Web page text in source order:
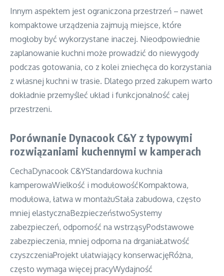
Innym aspektem jest ograniczona przestrzeń – nawet
kompaktowe urządzenia zajmują miejsce, które
mogłoby być wykorzystane inaczej. Nieodpowiednie
zaplanowanie kuchni może prowadzić do niewygody
podczas gotowania, co z kolei zniechęca do korzystania
z własnej kuchni w trasie. Dlatego przed zakupem warto
dokładnie przemyśleć układ i funkcjonalność całej
przestrzeni.
Porównanie Dynacook C&Y z typowymi
rozwiązaniami kuchennymi w kamperach
CechaDynacook C&YStandardowa kuchnia
kamperowaWielkość i modułowośćKompaktowa,
modułowa, łatwa w montażuStała zabudowa, często
mniej elastycznaBezpieczeństwoSystemy
zabezpieczeń, odporność na wstrząsyPodstawowe
zabezpieczenia, mniej odporna na drganiaŁatwość
czyszczeniaProjekt ułatwiający konserwacjęRóżna,
często wymaga więcej pracyWydajność